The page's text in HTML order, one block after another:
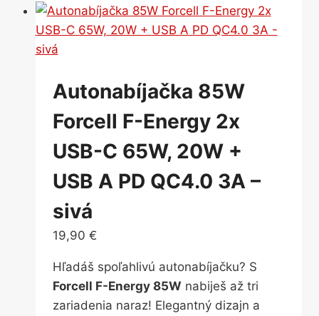
Autonabíjačka 85W
Forcell F-Energy 2x
USB-C 65W, 20W +
USB A PD QC4.0 3A –
sivá
19,90 €
Hľadáš spoľahlivú autonabíjačku? S
Forcell F-Energy 85W nabiješ až tri
zariadenia naraz! Elegantný dizajn a